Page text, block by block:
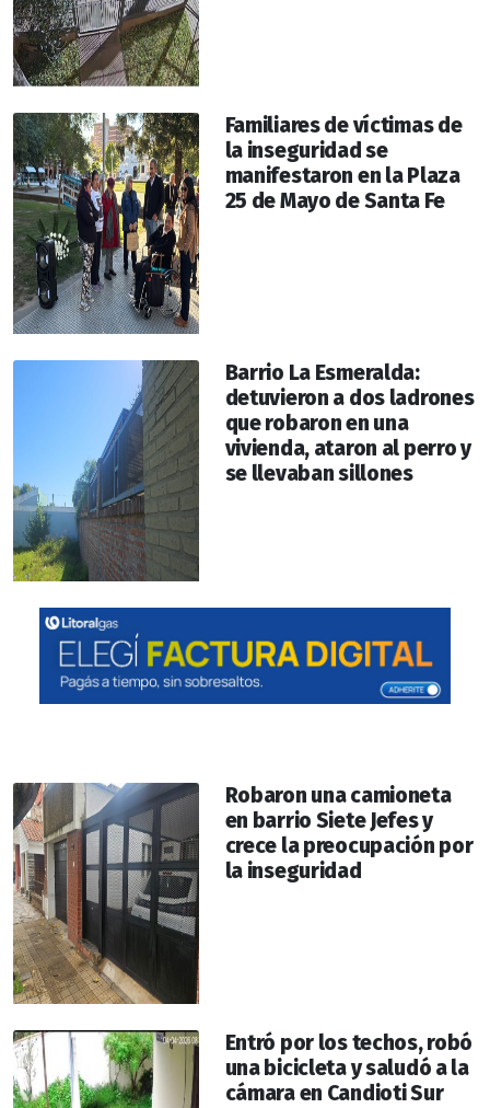
Familiares de víctimas de
la inseguridad se
manifestaron en la Plaza
25 de Mayo de Santa Fe
Barrio La Esmeralda:
detuvieron a dos ladrones
que robaron en una
vivienda, ataron al perro y
se llevaban sillones
Robaron una camioneta
en barrio Siete Jefes y
crece la preocupación por
la inseguridad
Entró por los techos, robó
una bicicleta y saludó a la
cámara en Candioti Sur